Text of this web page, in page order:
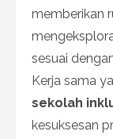
memberikan
sesuai
Kerja sama
sekolah
kesuksesan